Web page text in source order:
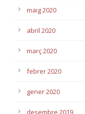
maig 2020
abril 2020
març 2020
febrer 2020
gener 2020
desembre 2019